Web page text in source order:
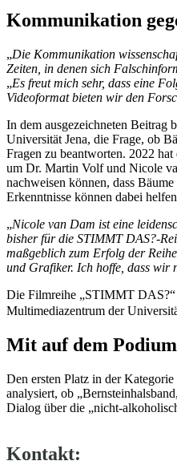
Kommunikation
„Die Kommunikation
Zeiten, in denen sich
„Es freut mich sehr, dass eine
Videoformat bieten wir den
In dem ausgezeichneten
Universität Jena, die Frage, ob
Fragen zu beantworten. 2022
um Dr. Martin Volf und Nicole
nachweisen können, dass
Erkenntnisse können dabei
„Nicole van Dam ist eine
bisher für die STIMMT DAS?-
maßgeblich zum Erfolg der
und Grafiker. Ich hoffe, dass wir
Die Filmreihe „STIMMT DAS?“
Multimediazentrum der
Mit auf dem Podium
Den ersten Platz in der
analysiert, ob
Dialog über die „nicht-
Kontakt: